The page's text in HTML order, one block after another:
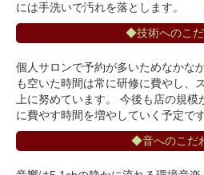
には手洗いで汚れを落とします。
◆技術へのこ
個人サロンで予約が多いためなかな
も空いた時間は常に研修に費やし、
上に努めています。 今後も店の規
に費やす時間を増やしていく予定です
◆音へのこだ